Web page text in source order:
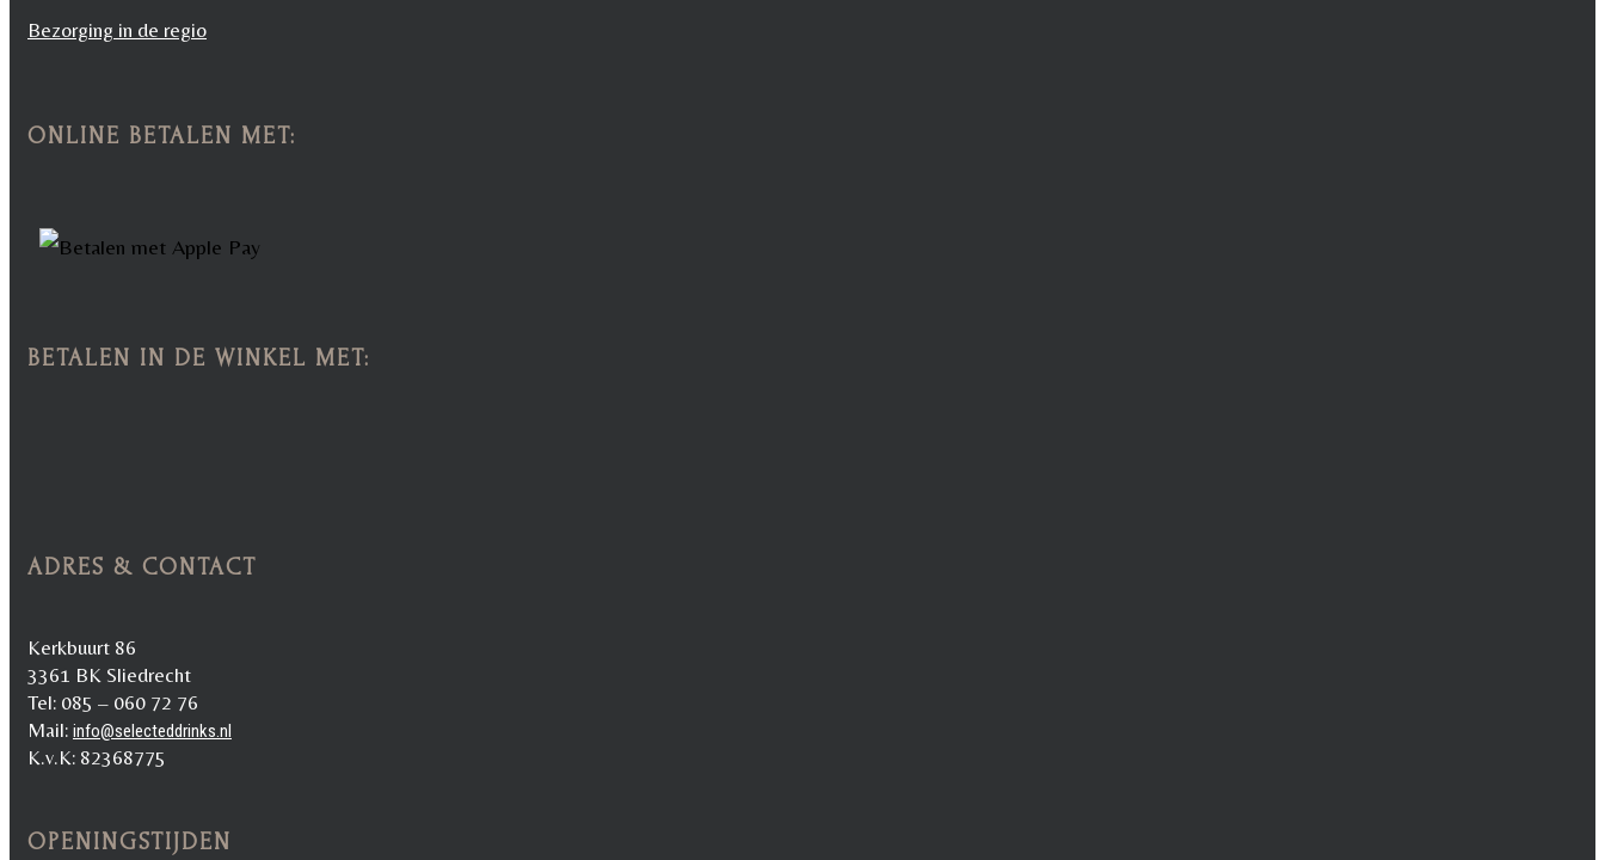
Bezorging in de regio
ONLINE BETALEN MET:
BETALEN IN DE WINKEL MET:
ADRES & CONTACT
Kerkbuurt 86
3361 BK Sliedrecht
Tel: 085 – 060 72 76
Mail: info@selecteddrinks.nl
K.v.K: 82368775
OPENINGSTIJDEN